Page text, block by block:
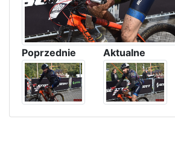
Poprzednie Aktualne